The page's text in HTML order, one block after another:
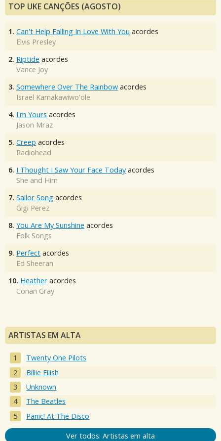
TOP UKE CANÇÕES (AGOSTO)
1. Can't Help Falling In Love With You acordes
Elvis Presley
2. Riptide acordes
Vance Joy
3. Somewhere Over The Rainbow acordes
Israel Kamakawiwo'ole
4. I'm Yours acordes
Jason Mraz
5. Creep acordes
Radiohead
6. I Thought I Saw Your Face Today acordes
She and Him
7. Sailor Song acordes
Gigi Perez
8. You Are My Sunshine acordes
Folk Songs
9. Perfect acordes
Ed Sheeran
10. Heather acordes
Conan Gray
ARTISTAS EM ALTA
Twenty One Pilots
Billie Eilish
Unknown
The Beatles
Panic! At The Disco
Ver todos: Artistas em alta